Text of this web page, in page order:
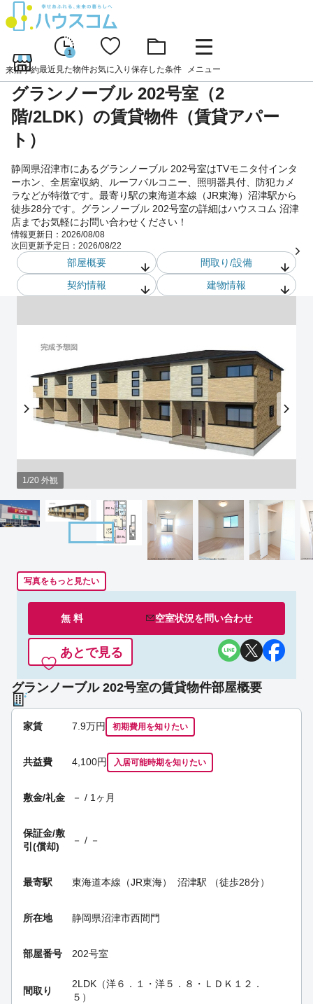
来店予約
1
最近見た物件お気に入り 保存した条件 メニュー
グランノーブル 202号室（2
階/2LDK）の賃貸物件（賃貸アパー
ト）
静岡県沼津市にあるグランノーブル 202号室はTVモニタ付インタ
ーホン、全居室収納、ルーフバルコニー、照明器具付、防犯カメ
ラなどが特徴です。最寄り駅の東海道本線（JR東海）沼津駅から
徒歩28分です。グランノーブル 202号室の詳細はハウスコム 沼津
店までお気軽にお問い合わせください！
情報更新日： 2026/08/08
次回更新予定日： 2026/08/22
部屋概要
間取り/設備
契約情報
建物情報
1/20 外観
写真をもっと見たい
無 料 空室状況を問い合わせ
あとで見る
グランノーブル 202号室の賃貸物件部屋概要
家賃 7.9万円 初期費用を知りたい
共益費 4,100円 入居可能時期を知りたい
敷金/礼金 － / 1ヶ月
保証金/敷
引(償却)
－ / －
最寄駅 東海道本線（JR東海） 沼津駅 （徒歩28分）
所在地 静岡県沼津市西間門
部屋番号 202号室
間取り
2LDK（洋６．１・洋５．８・ＬＤＫ１２．
５）